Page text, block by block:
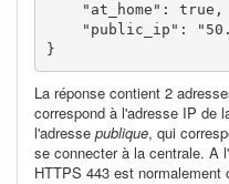
    "at_home": true,
"public_ip":
}
La réponse contient 2
correspond à l'adresse IP de
l'adresse publique, qui
se connecter à la centrale. A
HTTPS 443 est normalement